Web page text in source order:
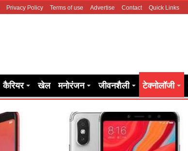
Privacy Policy Terms of use Advertise Contact Quick Links
कैरियर खेल मनोरंजन जीवनशैली टेक्नोलॉजी